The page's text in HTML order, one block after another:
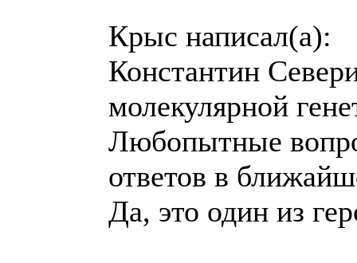
Крыс написал(а):
Константин
молекулярной
Любопытные
ответов в
Да, это один из